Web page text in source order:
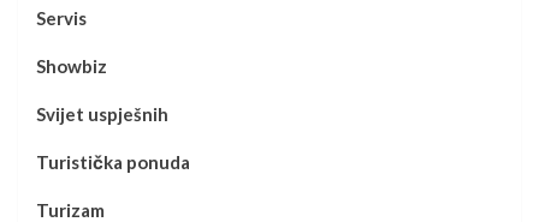
Servis
Showbiz
Svijet uspješnih
Turistička ponuda
Turizam